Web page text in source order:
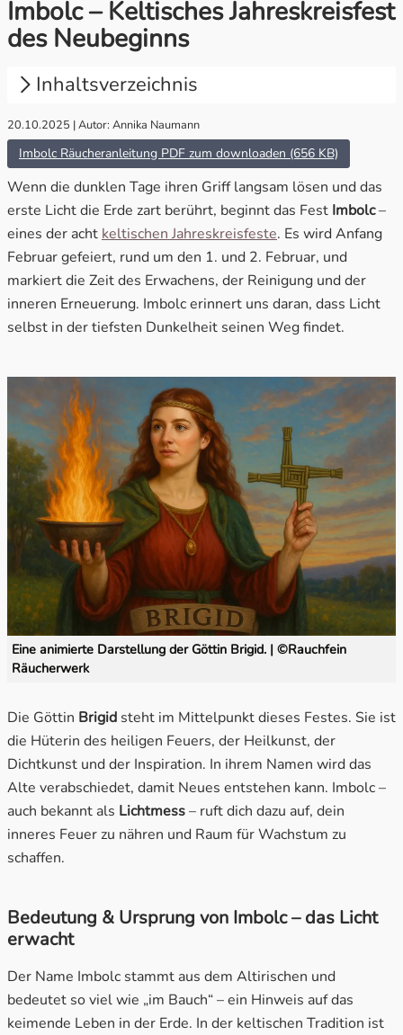
Imbolc – Keltisches Jahreskreisfest
des Neubeginns
Inhaltsverzeichnis
1. Bedeutung & Ursprung von Imbolc – das
Licht erwacht
2. Imbolc im keltischen Jahreskreis
3. Rituale & Bräuche zu Imbolc
4. Spirituelle Bedeutung – Brigid und das innere
Feuer
5. Imbolc heute feiern – Inspirationen für dein
Fazit – Das Licht in dir entzünden
20.10.2025 | Autor: Annika Naumann
Imbolc Räucheranleitung PDF zum downloaden (656 KB)
Wenn die dunklen Tage ihren Griff langsam lösen und das
erste Licht die Erde zart berührt, beginnt das Fest Imbolc–
eines der acht keltischen Jahreskreisfeste. Es wird Anfang
Februar gefeiert, rund um den 1. und 2. Februar, und
markiert die Zeit des Erwachens, der Reinigung und der
inneren Erneuerung. Imbolc erinnert uns daran, dass Licht
selbst in der tiefsten Dunkelheit seinen Weg findet.
Eine animierte Darstellung der Göttin Brigid. | ©Rauchfein
Räucherwerk
Die Göttin Brigid steht im Mittelpunkt dieses Festes. Sie ist
die Hüterin des heiligen Feuers, der Heilkunst, der
Dichtkunst und der Inspiration. In ihrem Namen wird das
Alte verabschiedet, damit Neues entstehen kann. Imbolc –
auch bekannt als Lichtmess– ruft dich dazu auf, dein
inneres Feuer zu nähren und Raum für Wachstum zu
schaffen.
Bedeutung & Ursprung von Imbolc – das Licht
erwacht
Der Name Imbolc stammt aus dem Altirischen und
bedeutet so viel wie „im Bauch“ – ein Hinweis auf das
keimende Leben in der Erde. In der keltischen Tradition ist
Konzentration & Erfolg
Lebenskraft & Lebensfreude
Leichtigkeit & Ausgeglichenheit
Lichtkraft & Geisterabwehr
Liebe & Leidenschaft
Meditation & Weissagung
Mut & Zuversicht
Schutz & Geborgenheit
Wahrnehmung & Visionen
Wärme & Harmonie
Räucherzubehör
Duftöle
Adventskalender
Rauhnächte
Sale %
Wertgutscheine